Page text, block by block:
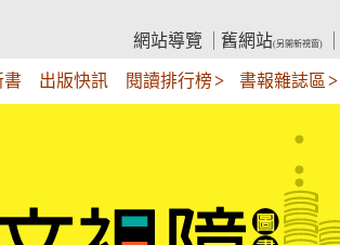
網站導覽
舊網站(另開新視窗)
書 出版快訊 閱讀排行榜 書報雜誌區